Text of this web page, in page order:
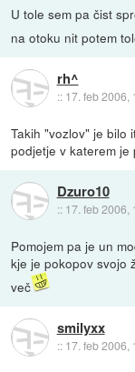
U tole sem pa čist
na otoku nit potem
rh^
:: 17. feb 2006,
Takih "vozlov" je bilo
podjetje v katerem je
Dzuro10
:: 17. feb 2006,
Pomojem pa je un
kje je pokopov svojo
več
smilyxx
:: 17. feb 2006,